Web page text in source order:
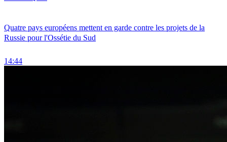
Quatre pays européens mettent en garde contre les projets de la
Russie pour l'Ossétie du Sud
14:44